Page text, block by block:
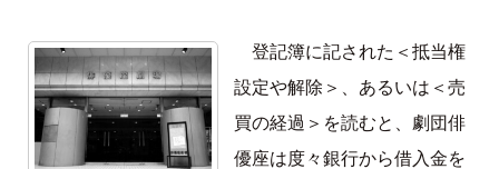
登記簿に記された＜抵当権
設定や解除＞、あるいは＜売
買の経過＞を読むと、劇団俳
優座は度々銀行から借入金を